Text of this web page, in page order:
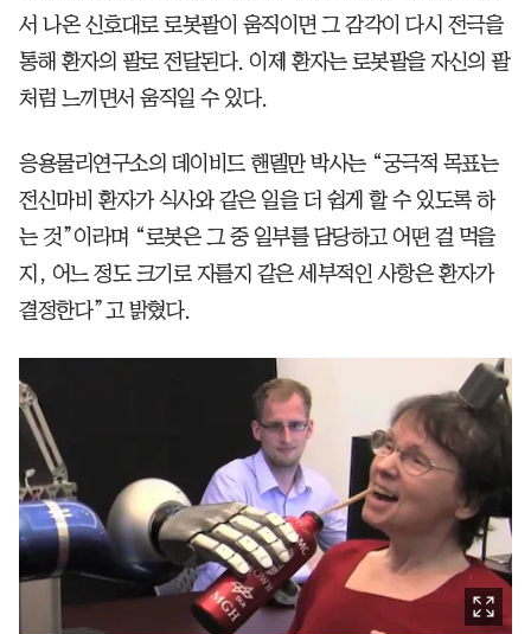
서 나온 신호대로 로봇팔이 움직이면 그 감각이 다시 전극을
통해 환자의 팔로 전달된다. 이제 환자는 로봇팔을 자신의 팔
처럼 느끼면서 움직일 수 있다.
응용물리연구소의 데이비드 핸델만 박사는 “궁극적 목표는
전신마비 환자가 식사와 같은 일을 더 쉽게 할 수 있도록 하
는 것”이라며 “로봇은 그 중 일부를 담당하고 어떤 걸 먹을
지, 어느 정도 크기로 자를지 같은 세부적인 사항은 환자가
결정한다”고 밝혔다.